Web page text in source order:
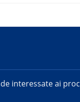
interessate ai